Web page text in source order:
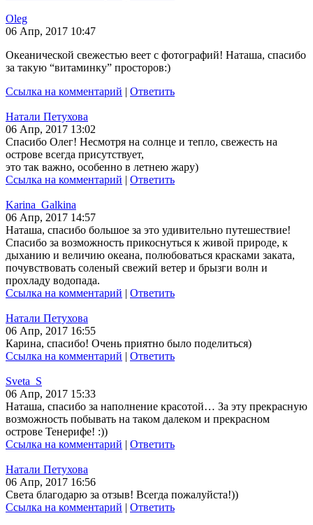
Oleg
06 Апр, 2017 10:47
Океанической свежестью веет с фотографий! Наташа, спасибо
за такую “витаминку” просторов:)
Ссылка на комментарий | Ответить
Натали Петухова
06 Апр, 2017 13:02
Спасибо Олег! Несмотря на солнце и тепло, свежесть на
острове всегда присутствует,
это так важно, особенно в летнею жару)
Ссылка на комментарий | Ответить
Karina_Galkina
06 Апр, 2017 14:57
Наташа, спасибо большое за это удивительно путешествие!
Спасибо за возможность прикоснуться к живой природе, к
дыханию и величию океана, полюбоваться красками заката,
почувствовать соленый свежий ветер и брызги волн и
прохладу водопада.
Ссылка на комментарий | Ответить
Натали Петухова
06 Апр, 2017 16:55
Карина, спасибо! Очень приятно было поделиться)
Ссылка на комментарий | Ответить
Sveta_S
06 Апр, 2017 15:33
Наташа, спасибо за наполнение красотой… За эту прекрасную
возможность побывать на таком далеком и прекрасном
острове Тенерифе! :))
Ссылка на комментарий | Ответить
Натали Петухова
06 Апр, 2017 16:56
Света благодарю за отзыв! Всегда пожалуйста!))
Ссылка на комментарий | Ответить